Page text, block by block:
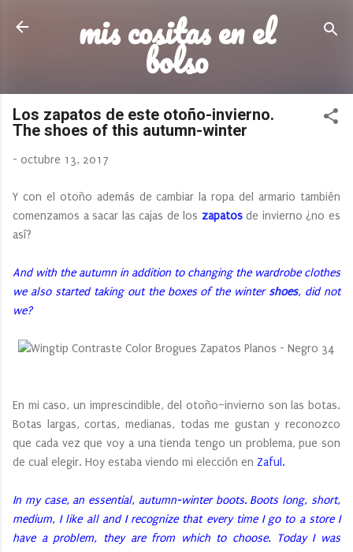
Ir al contenido principal
mis cositas en el
bolso
Los zapatos de este otoño-invierno.
The shoes of this autumn-winter
- octubre 13, 2017
Y con el otoño además de cambiar la ropa del armario también
comenzamos a sacar las cajas de los zapatosde invierno ¿no es
así?
And with the autumn in addition to changing the wardrobe clothes
we also started taking out the boxes of the winter shoes, did not
we?
En mi caso, un imprescindible, del otoño–invierno son las botas.
Botas largas, cortas, medianas, todas me gustan y reconozco
que cada vez que voy a una tienda tengo un problema, pue son
de cual elegir. Hoy estaba viendo mi elección en Zaful.
In my case, an essential, autumn-winter boots. Boots long, short,
medium, I like all and I recognize that every time I go to a store I
have a problem, they are from which to choose. Today I was